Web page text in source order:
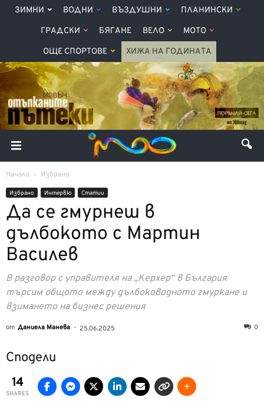
ЗИМНИ ВОДНИ ВЪЗДУШНИ ПЛАНИНСКИ
ГРАДСКИ БЯГАНЕ ВЕЛО МОТО
ОЩЕ СПОРТОВЕ ХИЖА НА ГОДИНАТА
Начало Избрано
Избрано Интервю Статии
Да се гмурнеш в
дълбокото с Мартин
Василев
В разговор с управителя на „Керхер“ в България
търсим общото между дълбоководното гмуркане и
взимането на бизнес решения
от Даниела Манева - 25.06.2025 0
Сподели
14
SHARES